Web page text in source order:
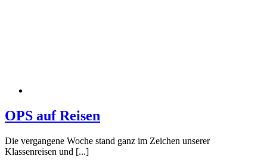
OPS auf Reisen
Die vergangene Woche stand ganz im Zeichen unserer
Klassenreisen und [...]